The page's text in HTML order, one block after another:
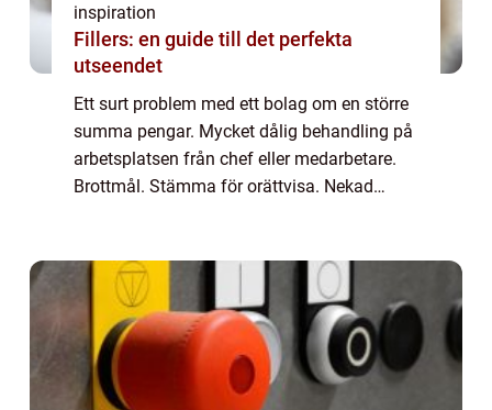
inspiration
Fillers: en guide till det perfekta
utseendet
Ett surt problem med ett bolag om en större
summa pengar. Mycket dålig behandling på
arbetsplatsen från chef eller medarbetare.
Brottmål. Stämma för orättvisa. Nekad